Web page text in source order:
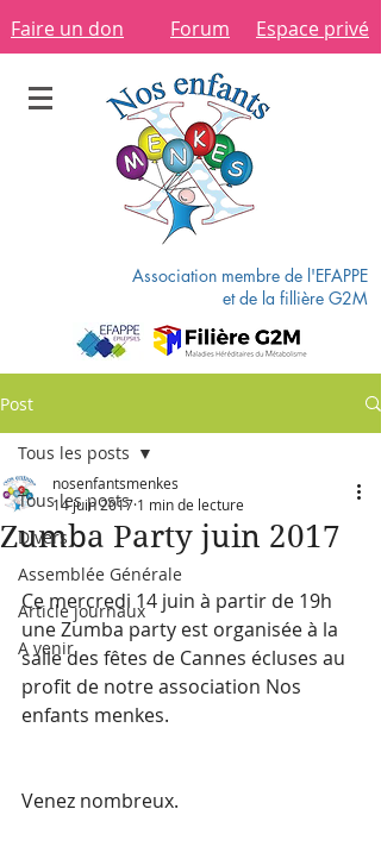
Faire un don Forum Espace privé
Association membre de l'EFAPPE
et de la fillière G2M
Post
Tous les posts
Divers
Assemblée Générale
Article journaux
A venir
Tous les posts
Zumba Party juin 2017
nosenfantsmenkes
14 juin 2017 1 min de lecture
Ce mercredi 14 juin à partir de 19h
une Zumba party est organisée à la
salle des fêtes de Cannes écluses au
profit de notre association Nos
enfants menkes.
Venez nombreux.